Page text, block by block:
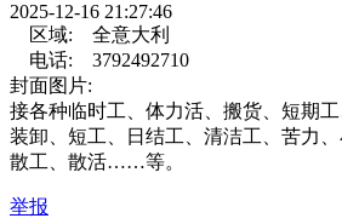
2025-12-16 21:27:46
区域:
全意大利
电话:
3792492710
封面图片:
接各种临时工、体力活、搬货、短期工
装卸、短工、日结工、清洁工、苦力、
散工、散活……等。
举报